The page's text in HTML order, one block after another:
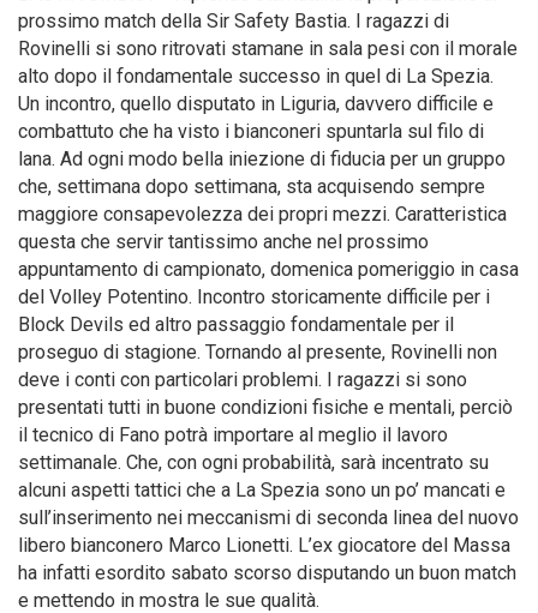
prossimo match della Sir Safety Bastia. I ragazzi di
Rovinelli si sono ritrovati stamane in sala pesi con il morale
alto dopo il fondamentale successo in quel di La Spezia.
Un incontro, quello disputato in Liguria, davvero difficile e
combattuto che ha visto i bianconeri spuntarla sul filo di
lana. Ad ogni modo bella iniezione di fiducia per un gruppo
che, settimana dopo settimana, sta acquisendo sempre
maggiore consapevolezza dei propri mezzi. Caratteristica
questa che servir tantissimo anche nel prossimo
appuntamento di campionato, domenica pomeriggio in casa
del Volley Potentino. Incontro storicamente difficile per i
Block Devils ed altro passaggio fondamentale per il
proseguo di stagione. Tornando al presente, Rovinelli non
deve i conti con particolari problemi. I ragazzi si sono
presentati tutti in buone condizioni fisiche e mentali, perciò
il tecnico di Fano potrà importare al meglio il lavoro
settimanale. Che, con ogni probabilità, sarà incentrato su
alcuni aspetti tattici che a La Spezia sono un po’ mancati e
sull’inserimento nei meccanismi di seconda linea del nuovo
libero bianconero Marco Lionetti. L’ex giocatore del Massa
ha infatti esordito sabato scorso disputando un buon match
e mettendo in mostra le sue qualità.